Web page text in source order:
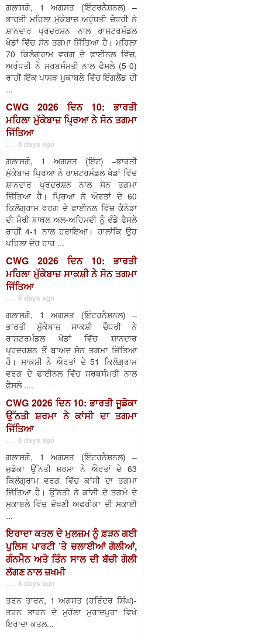
ਗਲਾਸਗੋ, 1 ਅਗਸਤ (ਇੰਟਰਨੈਸ਼ਨਲ) –
ਭਾਰਤੀ ਮਹਿਲਾ ਮੁੱਕੇਬਾਜ਼ ਅਰੁੰਧਤੀ ਚੌਧਰੀ ਨੇ
ਸ਼ਾਨਦਾਰ ਪ੍ਰਦਰਸ਼ਨ ਨਾਲ ਰਾਸ਼ਟਰਮੰਡਲ
ਖੇਡਾਂ ਵਿੱਚ ਸੋਨ ਤਗਮਾ ਜਿੱਤਿਆ ਹੈ। ਮਹਿਲਾ
70 ਕਿਲੋਗ੍ਰਾਮ ਵਰਗ ਦੇ ਫਾਈਨਲ ਵਿੱਚ,
ਅਰੁੰਧਤੀ ਨੇ ਸਰਬਸੰਮਤੀ ਨਾਲ ਫੈਸਲੇ (5-0)
ਰਾਹੀਂ ਇੱਕ ਪਾਸੜ ਮੁਕਾਬਲੇ ਵਿੱਚ ਇੰਗਲੈਂਡ ਦੀ
...
CWG 2026 ਦਿਨ 10: ਭਾਰਤੀ
ਮਹਿਲਾ ਮੁੱਕੇਬਾਜ਼ ਪ੍ਰਿਆ ਨੇ ਸੋਨ ਤਗਮਾ
ਜਿੱਤਿਆ
. . . 6 days ago
ਗਲਾਸਗੋ, 1 ਅਗਸਤ (ਇੰਟ) –ਭਾਰਤੀ
ਮੁੱਕੇਬਾਜ਼ ਪ੍ਰਿਆ ਨੇ ਰਾਸ਼ਟਰਮੰਡਲ ਖੇਡਾਂ ਵਿੱਚ
ਸ਼ਾਨਦਾਰ ਪ੍ਰਦਰਸ਼ਨ ਨਾਲ ਸੋਨ ਤਗਮਾ
ਜਿੱਤਿਆ ਹੈ। ਪ੍ਰਿਆ ਨੇ ਔਰਤਾਂ ਦੇ 60
ਕਿਲੋਗ੍ਰਾਮ ਵਰਗ ਦੇ ਫਾਈਨਲ ਵਿੱਚ ਕੈਨੇਡਾ
ਦੀ ਮੈਰੀ ਬਾਥਲ ਅਲ-ਅਹਿਮਦੀ ਨੂੰ ਵੰਡੇ ਫੈਸਲੇ
ਰਾਹੀਂ 4-1 ਨਾਲ ਹਰਾਇਆ। ਹਾਲਾਂਕਿ ਉਹ
ਪਹਿਲਾ ਦੌਰ ਹਾਰ ...
CWG 2026 ਦਿਨ 10: ਭਾਰਤੀ
ਮਹਿਲਾ ਮੁੱਕੇਬਾਜ਼ ਸਾਕਸ਼ੀ ਨੇ ਸੋਨ ਤਗਮਾ
ਜਿੱਤਿਆ
. . . 6 days ago
ਗਲਾਸਗੋ, 1 ਅਗਸਤ (ਇੰਟਰਨੈਸ਼ਨਲ) –
ਭਾਰਤੀ ਮੁੱਕੇਬਾਜ਼ ਸਾਕਸ਼ੀ ਚੌਧਰੀ ਨੇ
ਰਾਸ਼ਟਰਮੰਡਲ ਖੇਡਾਂ ਵਿੱਚ ਸ਼ਾਨਦਾਰ
ਪ੍ਰਦਰਸ਼ਨ ਤੋਂ ਬਾਅਦ ਸੋਨ ਤਗਮਾ ਜਿੱਤਿਆ
ਹੈ। ਸਾਕਸ਼ੀ ਨੇ ਔਰਤਾਂ ਦੇ 51 ਕਿਲੋਗ੍ਰਾਮ
ਵਰਗ ਦੇ ਫਾਈਨਲ ਵਿੱਚ ਸਰਬਸੰਮਤੀ ਨਾਲ
ਫੈਸਲੇ ....
CWG 2026 ਦਿਨ 10: ਭਾਰਤੀ ਜੂਡੋਕਾ
ਉੱਨਤੀ ਸ਼ਰਮਾ ਨੇ ਕਾਂਸੀ ਦਾ ਤਗਮਾ
ਜਿੱਤਿਆ
. . . 6 days ago
ਗਲਾਸਗੋ, 1 ਅਗਸਤ (ਇੰਟਰਨੈਸ਼ਨਲ) –
ਜੁਡੋਕਾ ਉੱਨਤੀ ਸ਼ਰਮਾ ਨੇ ਔਰਤਾਂ ਦੇ 63
ਕਿਲੋਗ੍ਰਾਮ ਵਰਗ ਵਿੱਚ ਕਾਂਸੀ ਦਾ ਤਗਮਾ
ਜਿੱਤਿਆ ਹੈ। ਉੱਨਤੀ ਨੇ ਕਾਂਸੀ ਦੇ ਤਗਮੇ ਦੇ
ਮੁਕਾਬਲੇ ਵਿੱਚ ਦੱਖਣੀ ਅਫਰੀਕਾ ਦੀ ਸਕਾਈ
...
ਇਰਾਦਾ ਕਤਲ ਦੇ ਮੁਲਜ਼ਮ ਨੂੰ ਫ਼ੜਨ ਗਈ
ਪੁਲਿਸ ਪਾਰਟੀ ’ਤੇ ਚਲਾਈਆਂ ਗੋਲੀਆਂ,
ਗੰਨਮੈਨ ਅਤੇ ਤਿੰਨ ਸਾਲ ਦੀ ਬੱਚੀ ਗੋਲੀ
ਲੱਗਣ ਨਾਲ ਜ਼ਖਮੀ
. . . 6 days ago
ਤਰਨ ਤਾਰਨ, 1 ਅਗਸਤ (ਹਰਿੰਦਰ ਸਿੰਘ)-
ਤਰਨ ਤਾਰਨ ਦੇ ਮੁਹੱਲਾ ਮੁਰਾਦਪੁਰਾ ਵਿਖੇ
ਇਰਾਦਾ ਕਤਲ...